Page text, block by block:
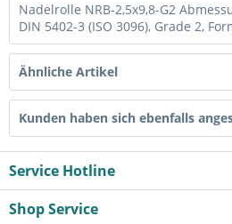
Nadelrolle NRB-2,5x9,8-G2
DIN 5402-3 (ISO 3096), Grade 2,
Ähnliche Artikel
Kunden haben sich ebenfalls
Service Hotline
Shop Service